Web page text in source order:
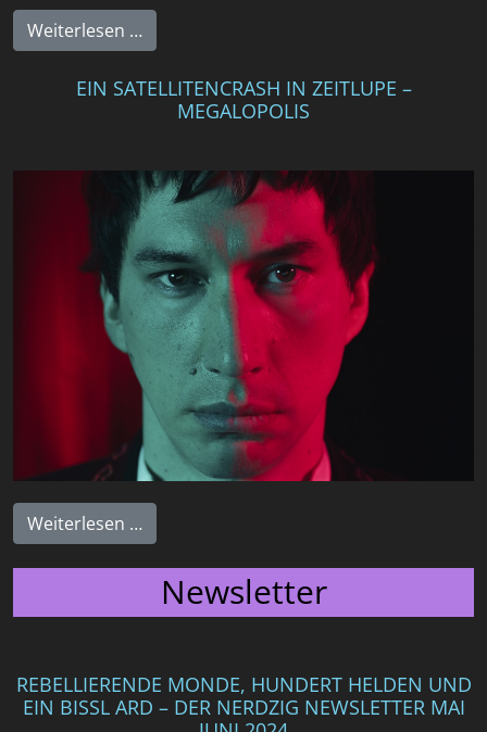
Weiterlesen …
EIN SATELLITENCRASH IN ZEITLUPE –
MEGALOPOLIS
Weiterlesen …
Newsletter
REBELLIERENDE MONDE, HUNDERT HELDEN UND
EIN BISSL ARD – DER NERDZIG NEWSLETTER MAI